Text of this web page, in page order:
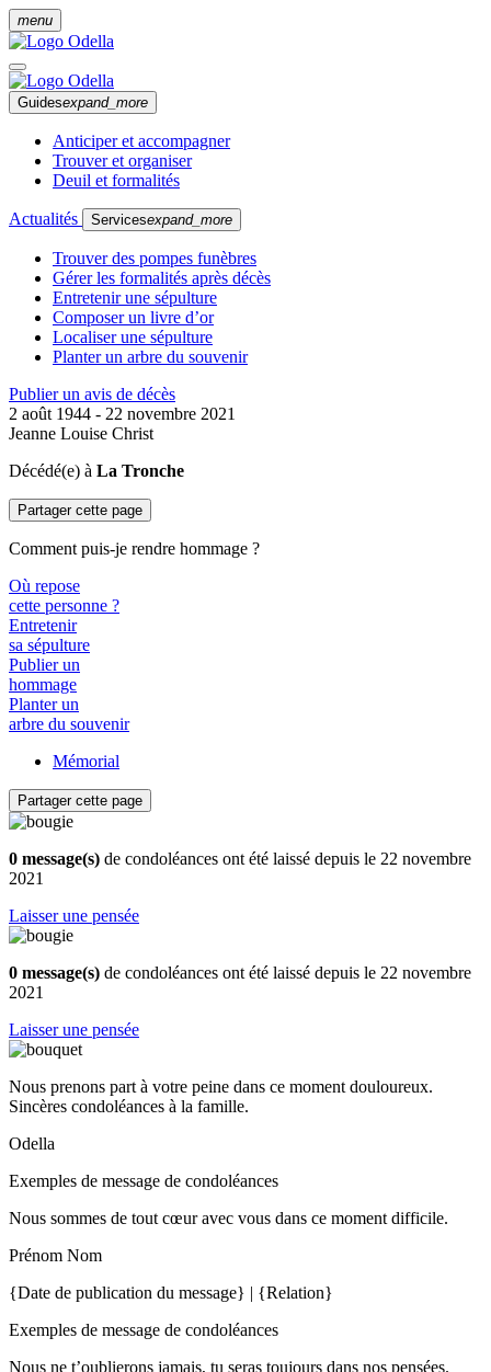
menu
Guidesexpand_more
Anticiper et accompagner
Trouver et organiser
Deuil et formalités
Actualités Servicesexpand_more
Trouver des pompes funèbres
Gérer les formalités après décès
Entretenir une sépulture
Composer un livre d’or
Localiser une sépulture
Planter un arbre du souvenir
Publier un avis de décès
2 août 1944 - 22 novembre 2021
Jeanne Louise Christ
Décédé(e) à La Tronche
Partager cette page
Comment puis-je rendre hommage ?
Où repose
cette personne ?
Entretenir
sa sépulture
Publier un
hommage
Planter un
arbre du souvenir
Mémorial
Partager cette page
0 message(s) de condoléances ont été laissé depuis le 22 novembre
2021
Laisser une pensée
0 message(s) de condoléances ont été laissé depuis le 22 novembre
2021
Laisser une pensée
Nous prenons part à votre peine dans ce moment douloureux.
Sincères condoléances à la famille.
Odella
Exemples de message de condoléances
Nous sommes de tout cœur avec vous dans ce moment difficile.
Prénom Nom
{Date de publication du message} | {Relation}
Exemples de message de condoléances
Nous ne t’oublierons jamais, tu seras toujours dans nos pensées.